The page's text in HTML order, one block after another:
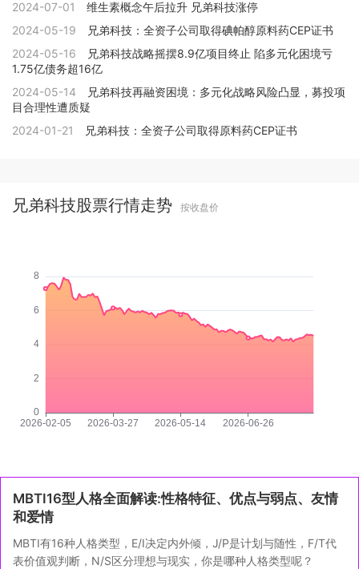
2024-07-01
维生素概念午后拉升 兄弟科技涨停
2024-05-19
兄弟科技：全资子公司取得碘帕醇原料药CEP证书
2024-05-16
兄弟科技战略摇摆8.9亿项目终止 陷多元化困境亏
1.75亿债务超16亿
2024-05-14
兄弟科技再融资困境：多元化战略风险凸显，募投项
目合理性遭质疑
2024-01-21
兄弟科技：全资子公司取得原料药CEP证书
兄弟科技股票行情走势 按收盘价
MBTI16型人格全面解读:性格特征、优点与弱点、友情
和爱情
MBTI有16种人格类型，E/I决定内外倾，J/P是计划与随性，F/T代
表价值观判断，N/S区分理想与现实，你是哪种人格类型呢？